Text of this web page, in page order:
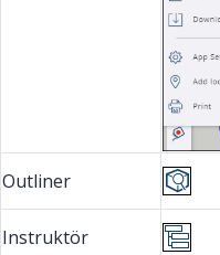
Outliner
Instruktör